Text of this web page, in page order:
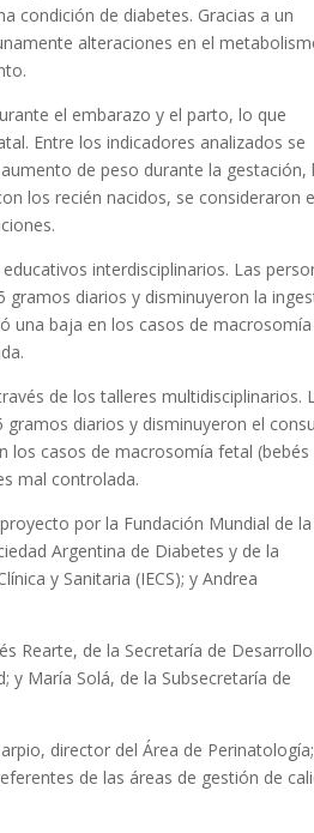
condición de diabetes. Gracias a un
alteraciones en el
el embarazo y el parto, lo que
Entre los indicadores analizados se
de peso durante la gestación,
los recién nacidos, se consideraron
interdisciplinarios. Las
diarios y disminuyeron la
una baja en los casos de macrosomía
de los talleres multidisciplinarios.
diarios y disminuyeron el
los casos de macrosomía fetal (bebés
mal controlada.
por la Fundación Mundial de la
Argentina de Diabetes y de la
y Sanitaria (IECS); y Andrea
Rearte, de la Secretaría de Desarrollo
y María Solá, de la Subsecretaría de
director del Área de Perinatología;
de las áreas de gestión de